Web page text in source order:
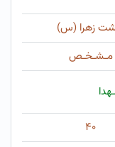
زهرا (س)
مـشـخـص
۴۰